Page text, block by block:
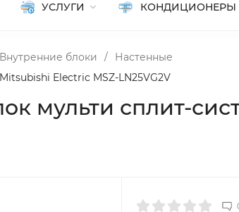
УСЛУГИ КОНДИЦИОНЕРЫ
Внутренние блоки /
Настенные
Electric MSZ-LN25VG2V
мульти сплит-